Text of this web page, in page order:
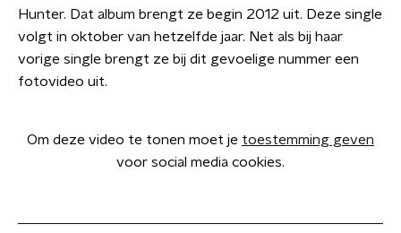
Hunter. Dat album brengt ze begin 2012 uit. Deze single
volgt in oktober van hetzelfde jaar. Net als bij haar
vorige single brengt ze bij dit gevoelige nummer een
fotovideo uit.
Om deze video te tonen moet je toestemming geven
voor social media cookies.